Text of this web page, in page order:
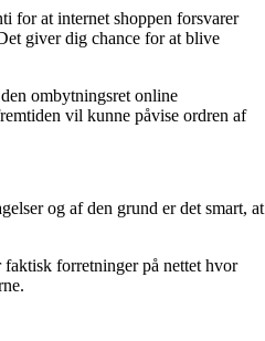
for at internet shoppen forsvarer
giver dig chance for at blive
ombytningsret online
vil kunne påvise ordren af
og af den grund er det smart, at
forretninger på nettet hvor